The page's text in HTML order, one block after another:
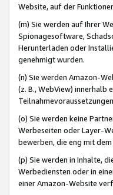
Website, auf der
(m) Sie werden auf Ihrer
Spionagesoftware,
Herunterladen oder
genehmigt wurden.
(n) Sie werden Amazon-
(z. B., WebView) innerhalb
(o) Sie werden keine
Werbeseiten oder Layer-
bewerben, die eng mit
(p) Sie werden in Inhalte,
Werbediensten oder in
einer Amazon-Website